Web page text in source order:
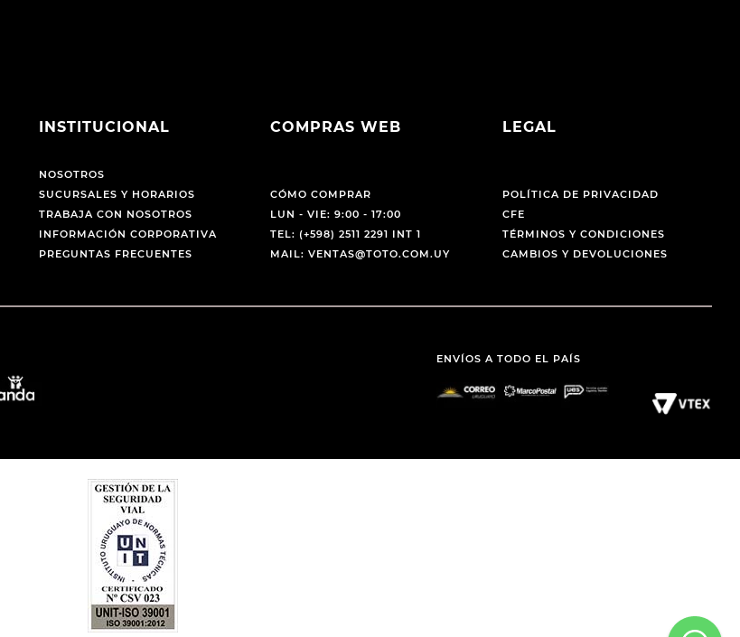
INSTITUCIONAL
NOSOTROS
SUCURSALES Y HORARIOS
TRABAJA CON NOSOTROS
INFORMACIÓN CORPORATIVA
PREGUNTAS FRECUENTES
COMPRAS WEB
CÓMO COMPRAR
LUN - VIE: 9:00 - 17:00
TEL: (+598) 2511 2291 INT 1
MAIL: VENTAS@TOTO.COM.UY
LEGAL
POLÍTICA DE PRIVACIDAD
CFE
TÉRMINOS Y CONDICIONES
CAMBIOS Y DEVOLUCIONES
ENVÍOS A TODO EL PAÍS